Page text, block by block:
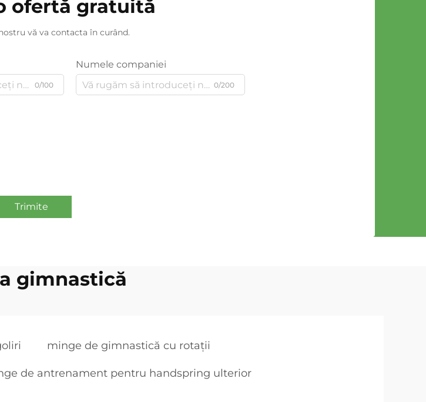
ofertă gratuită
vă va contacta în curând.
0/100
Numele companiei
0/200
Trimite
gimnastică
minge de gimnastică cu rotații
de antrenament pentru handspring ulterior